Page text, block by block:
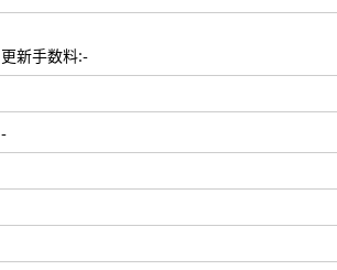
更新手数料:-
-